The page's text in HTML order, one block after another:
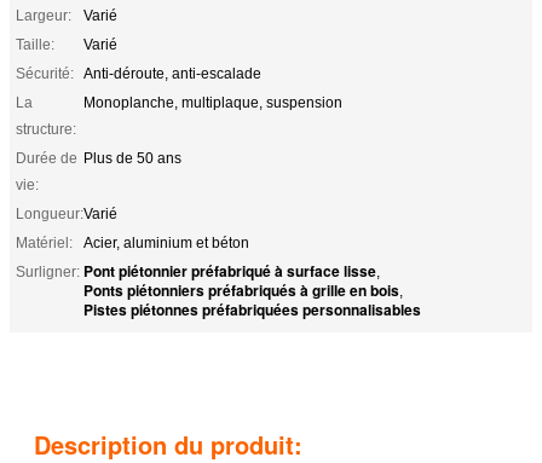
Largeur:
Varié
Taille:
Varié
Sécurité: Anti-déroute, anti-escalade
La
structure:
Monoplanche, multiplaque, suspension
Durée de
vie:
Plus de 50 ans
Longueur:Varié
Matériel:
Acier, aluminium et béton
Surligner: Pont piétonnier préfabriqué à surface lisse,
Ponts piétonniers préfabriqués à grille en bois,
Pistes piétonnes préfabriquées personnalisables
Description du produit: